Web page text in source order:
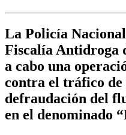
La Policía
Fiscalía Antidroga
a cabo una
contra el tráfico de
defraudación del
en el denominado